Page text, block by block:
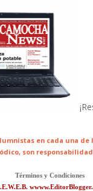
en cada una de
son
Términos y Condiciones